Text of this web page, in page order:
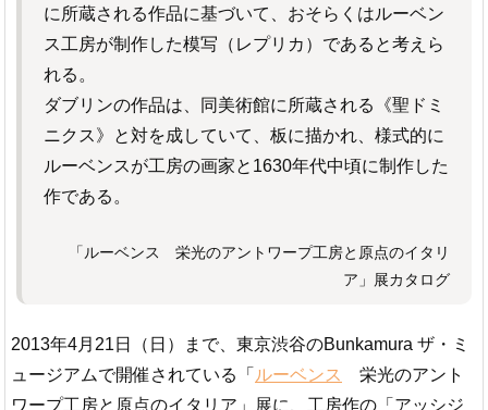
に所蔵される作品に基づいて、おそらくはルーベン
ス工房が制作した模写（レプリカ）であると考えら
れる。
ダブリンの作品は、同美術館に所蔵される《聖ドミ
ニクス》と対を成していて、板に描かれ、様式的に
ルーベンスが工房の画家と1630年代中頃に制作した
作である。
「ルーベンス 栄光のアントワープ工房と原点のイタリ
ア」展カタログ
2013年4月21日（日）まで、東京渋谷のBunkamura ザ・ミ
ュージアムで開催されている「 ルーベンス
栄光のアント
ワープ工房と原点のイタリア」展に、工房作の「アッシジ